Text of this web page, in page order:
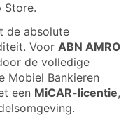
Store.
de absolute
Voor ABN AMRO
de volledige
Mobiel Bankieren
een MiCAR-licentie,